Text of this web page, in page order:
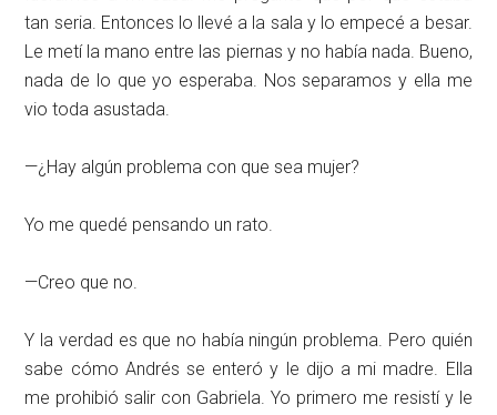
tan seria. Entonces lo llevé a la sala y lo empecé a besar.
Le metí la mano entre las piernas y no había nada. Bueno,
nada de lo que yo esperaba. Nos separamos y ella me
vio toda asustada.
—¿Hay algún problema con que sea mujer?
Yo me quedé pensando un rato.
—Creo que no.
Y la verdad es que no había ningún problema. Pero quién
sabe cómo Andrés se enteró y le dijo a mi madre. Ella
me prohibió salir con Gabriela. Yo primero me resistí y le